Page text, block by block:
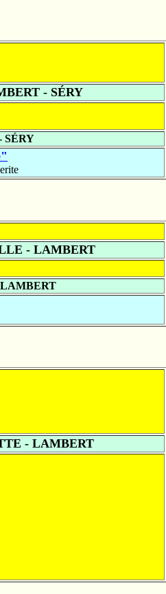
- SÉRY
SÉRY
- LAMBERT
- LAMBERT